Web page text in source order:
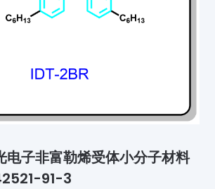
电子非富勒烯受体小分子材料
91-3